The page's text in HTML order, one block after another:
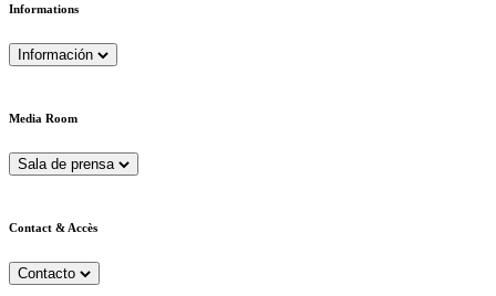
Informations
Información
Media Room
Sala de prensa
Contact & Accès
Contacto